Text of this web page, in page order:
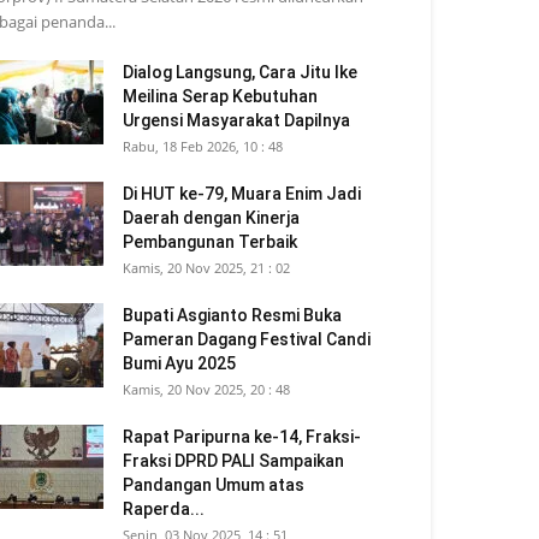
penanda...
Dialog Langsung, Cara Jitu Ike
Meilina Serap Kebutuhan
Urgensi Masyarakat Dapilnya
Rabu, 18 Feb 2026, 10 : 48
Di HUT ke-79, Muara Enim Jadi
Daerah dengan Kinerja
Pembangunan Terbaik
Kamis, 20 Nov 2025, 21 : 02
Bupati Asgianto Resmi Buka
Pameran Dagang Festival Candi
Bumi Ayu 2025
Kamis, 20 Nov 2025, 20 : 48
Rapat Paripurna ke-14, Fraksi-
Fraksi DPRD PALI Sampaikan
Pandangan Umum atas
Raperda...
Senin, 03 Nov 2025, 14 : 51